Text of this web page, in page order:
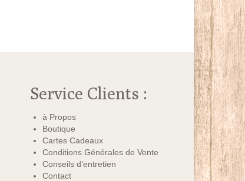
Service Clients :
à Propos
Boutique
Cartes Cadeaux
Conditions Générales de Vente
Conseils d’entretien
Contact